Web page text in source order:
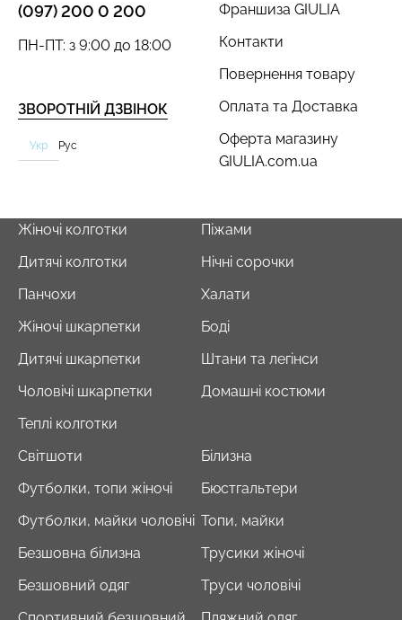
Франшиза GIULIA
Контакти
Повернення товару
Оплата та Доставка
Оферта магазину
GIULIA.com.ua
(097) 200 0 200
ЗВОРОТНІЙ ДЗВІНОК
ПН-ПТ: з 9:00 до 18:00
Укр Рус
Жіночі колготки
Дитячі колготки
Панчохи
Жіночі шкарпетки
Дитячі шкарпетки
Чоловічі шкарпетки
Теплі колготки
Піжами
Нічні сорочки
Халати
Боді
Штани та легінси
Домашні костюми
Світшоти
Футболки, топи жіночі
Футболки, майки чоловічі
Безшовна білизна
Безшовний одяг
Білизна
Бюстгальтери
Топи, майки
Трусики жіночі
Труси чоловічі
BRIEFS (чорний) Giulia
179 грн. 299 грн.
Топ на бретелях в рубчик
CAMI TOP RIB white (білий)
Giulia